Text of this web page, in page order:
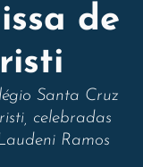
de
Santa Cruz
celebradas
Ramos